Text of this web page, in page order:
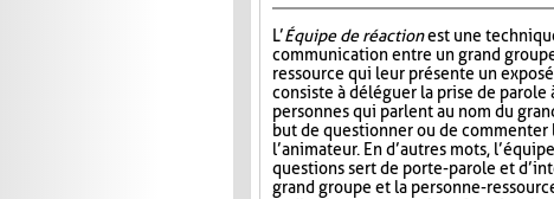
L’Équipe de réactionest une
communication entre un grand
ressource qui leur présente un
consiste à déléguer la prise de parole
personnes qui parlent au nom du
but de questionner ou de commenter
l’animateur. En d’autres mots,
questions sert de porte-parole et
grand groupe et la personne-